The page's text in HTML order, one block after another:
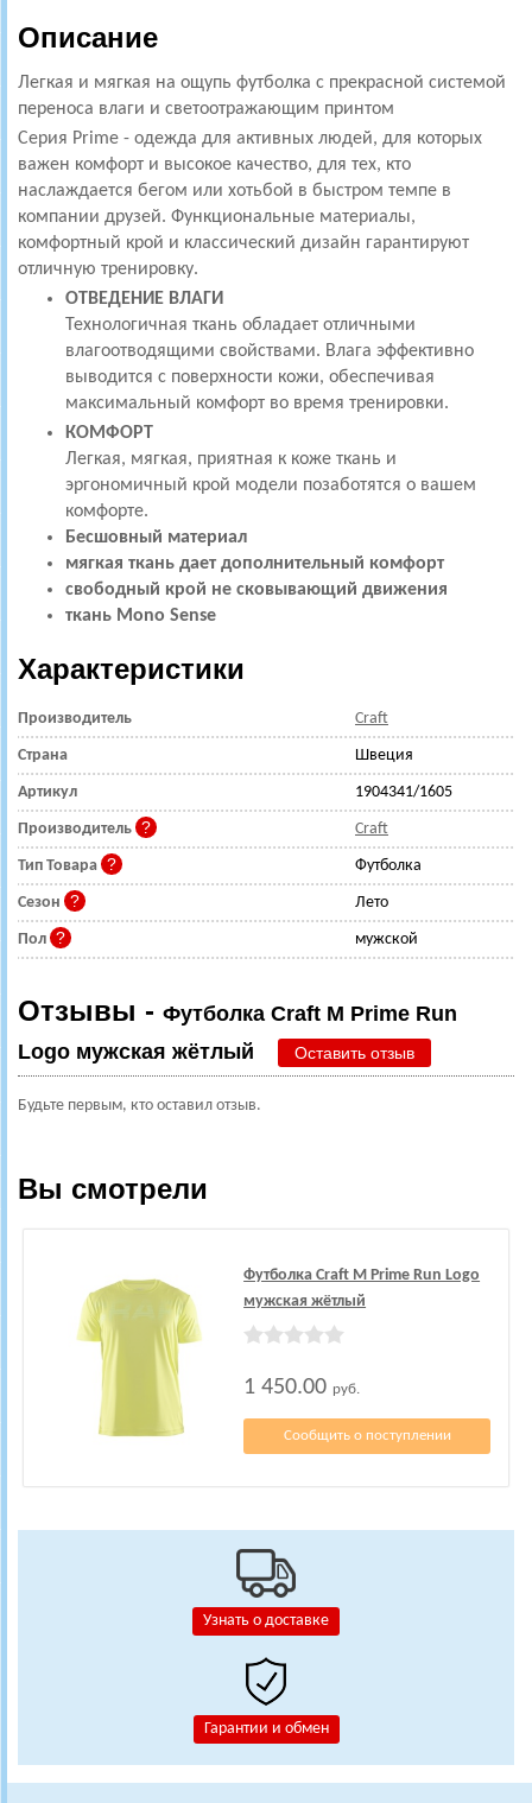
Узнать о доставке
Гарантии и обмен
Описание
Легкая и мягкая на ощупь футболка с прекрасной системой
переноса влаги и светоотражающим принтом
Серия Prime - одежда для активных людей, для которых
важен комфорт и высокое качество, для тех, кто
наслаждается бегом или хотьбой в быстром темпе в
компании друзей. Функциональные материалы,
комфортный крой и классический дизайн гарантируют
отличную тренировку.
ОТВЕДЕНИЕ ВЛАГИ
Технологичная ткань обладает отличными
влагоотводящими свойствами. Влага эффективно
выводится с поверхности кожи, обеспечивая
максимальный комфорт во время тренировки.
КОМФОРТ
Легкая, мягкая, приятная к коже ткань и
эргономичный крой модели позаботятся о вашем
комфорте.
Бесшовный материал
мягкая ткань дает дополнительный комфорт
свободный крой не сковывающий движения
ткань Mono Sense
Характеристики
Производитель Craft
Страна Швеция
Артикул 1904341/1605
Производитель Craft
Тип Товара Футболка
Сезон Лето
Пол мужской
Отзывы - Футболка Craft M Prime Run
Logo мужская жётлый
Оставить отзыв
Будьте первым, кто оставил отзыв.
Вы смотрели
Футболка Craft M Prime Run Logo
мужская жётлый
1 450.00 руб.
Сообщить о поступлении